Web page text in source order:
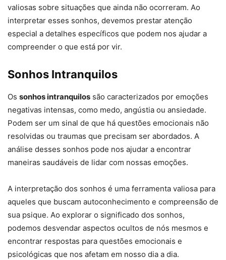
valiosas sobre situações que ainda não ocorreram. Ao
interpretar esses sonhos, devemos prestar atenção
especial a detalhes específicos que podem nos ajudar a
compreender o que está por vir.
Sonhos Intranquilos
Os sonhos intranquilos são caracterizados por emoções
negativas intensas, como medo, angústia ou ansiedade.
Podem ser um sinal de que há questões emocionais não
resolvidas ou traumas que precisam ser abordados. A
análise desses sonhos pode nos ajudar a encontrar
maneiras saudáveis de lidar com nossas emoções.
A interpretação dos sonhos é uma ferramenta valiosa para
aqueles que buscam autoconhecimento e compreensão de
sua psique. Ao explorar o significado dos sonhos,
podemos desvendar aspectos ocultos de nós mesmos e
encontrar respostas para questões emocionais e
psicológicas que nos afetam em nosso dia a dia.